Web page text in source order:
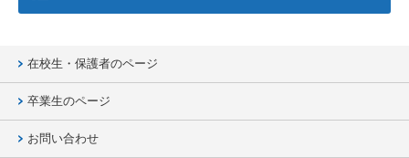
在校生・保護者のページ
卒業生のページ
お問い合わせ